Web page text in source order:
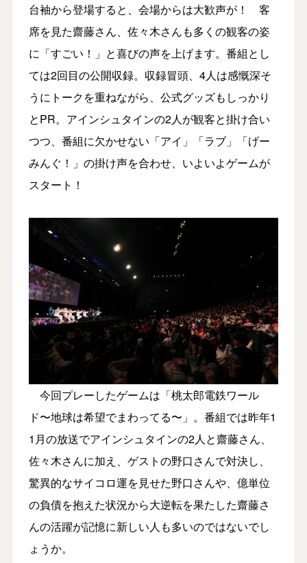
台袖から登場すると、会場からは大歓声が！ 客
席を見た齋藤さん、佐々木さんも多くの観客の姿
に「すごい！」と喜びの声を上げます。番組とし
ては2回目の公開収録。収録冒頭、4人は感慨深そ
うにトークを重ねながら、公式グッズもしっかり
とPR。アインシュタインの2人が観客と掛け合い
つつ、番組に欠かせない「アイ」「ラブ」「げー
みんぐ！」の掛け声を合わせ、いよいよゲームが
スタート！
今回プレーしたゲームは「桃太郎電鉄ワール
ド〜地球は希望でまわってる〜」。番組では昨年1
1月の放送でアインシュタインの2人と齋藤さん、
佐々木さんに加え、ゲストの野口さんで対決し、
驚異的なサイコロ運を見せた野口さんや、億単位
の負債を抱えた状況から大逆転を果たした齋藤さ
んの活躍が記憶に新しい人も多いのではないでし
ょうか。